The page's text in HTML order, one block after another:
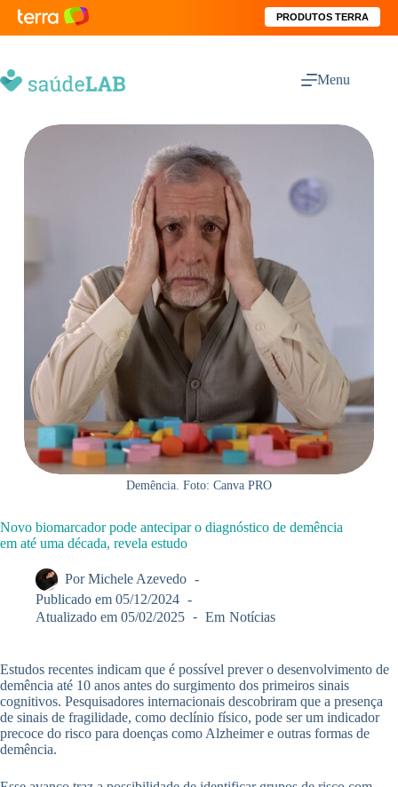
PRODUTOS TERRA
Menu
Demência. Foto: Canva PRO
Novo biomarcador pode antecipar o diagnóstico de demência
em até uma década, revela estudo
Por Michele Azevedo
Publicado em 05/12/2024
Atualizado em 05/02/2025 Em Notícias
Estudos recentes indicam que é possível prever o desenvolvimento de
demência até 10 anos antes do surgimento dos primeiros sinais
cognitivos. Pesquisadores internacionais descobriram que a presença
de sinais de fragilidade, como declínio físico, pode ser um indicador
precoce do risco para doenças como Alzheimer e outras formas de
demência.